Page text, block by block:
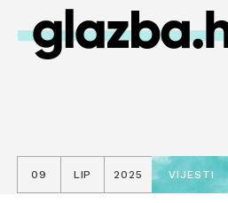
09 LIP 2025 VIJESTI